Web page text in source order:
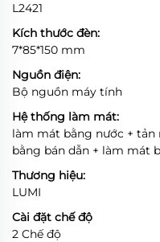
L2421
Kích thước đèn:
7*85*150 mm
Nguồn điện:
Bộ nguồn máy tính
Hệ thống làm mát:
làm mát bằng nước +
bằng bán dẫn + làm mát
Thương hiệu:
LUMI
Cài đặt chế độ
2 Chế độ